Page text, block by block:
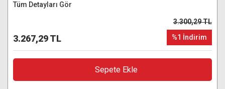
Tüm Detayları Gör
3.267,29 TL
3.300,29 TL
%1 İndirim
Sepete Ekle